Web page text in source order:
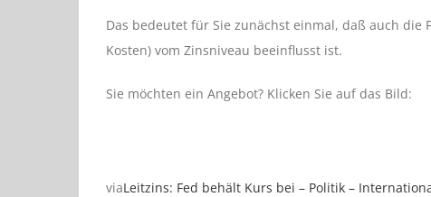
Das bedeutet für Sie zunächst einmal, daß auch die
Kosten) vom Zinsniveau beeinflusst ist.
Sie möchten ein Angebot? Klicken Sie auf das Bild:
viaLeitzins: Fed behält Kurs bei – Politik –